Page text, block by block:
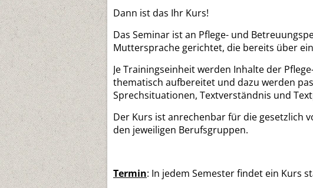
Dann ist das Ihr Kurs!
Das Seminar ist an Pflege- und
Muttersprache gerichtet, die bereits über
Je Trainingseinheit werden Inhalte der
thematisch aufbereitet und dazu werden
Sprechsituationen, Textverständnis und
Der Kurs ist anrechenbar für die gesetzlich
den jeweiligen Berufsgruppen.
Termin: In jedem Semester findet ein Kurs